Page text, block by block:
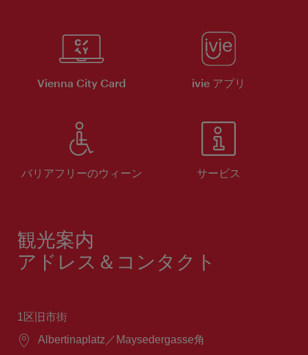
Vienna City Card ivie アプリ
バリアフリーのウィーン サービス
観光案内
アドレス＆コンタクト
1区旧市街
場
Albertinaplatz／Maysedergasse角